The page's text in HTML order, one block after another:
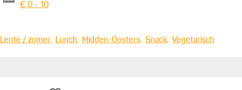
€ 0 - 10
Lente / zomer Lunch Midden-Oosters Snack Vegetarisch